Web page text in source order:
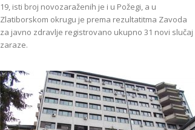
19, isti broj novozaraženih je i u Požegi, a u
Zlatiborskom okrugu je prema rezultatitma Zavoda
za javno zdravlje registrovano ukupno 31 novi slučaj
zaraze.